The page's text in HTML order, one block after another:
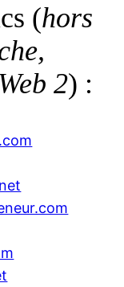
(hors
2) :